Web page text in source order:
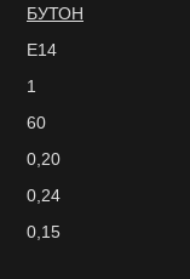
БУТОН
Е14
1
60
0,20
0,24
0,15